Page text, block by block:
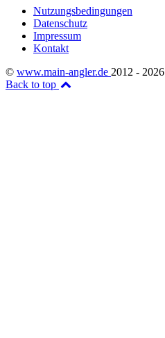
Nutzungsbedingungen
Datenschutz
Impressum
Kontakt
© www.main-angler.de 2012 - 2026
Back to top